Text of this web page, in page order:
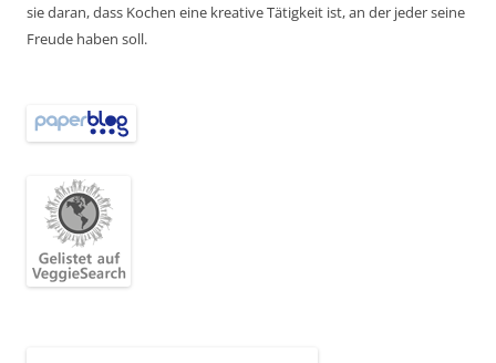
sie daran, dass Kochen eine kreative Tätigkeit ist, an der jeder seine
Freude haben soll.